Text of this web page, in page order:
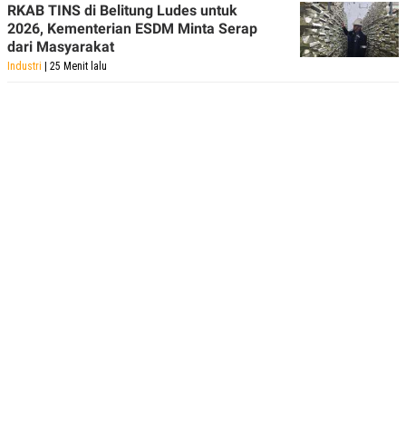
RKAB TINS di Belitung Ludes untuk
2026, Kementerian ESDM Minta Serap
dari Masyarakat
Industri | 25 Menit lalu